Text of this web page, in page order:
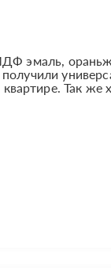
эмаль,
Так же